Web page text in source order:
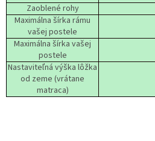
Zaoblené rohy
Maximálna šírka rámu
vašej postele
Maximálna šírka vašej
postele
Nastaviteľná výška lôžka
od zeme (vrátane
matraca)